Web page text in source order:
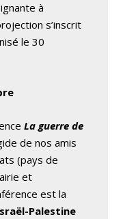
à
s’inscrit
le 30
La guerre de
de nos amis
(pays de
et
est la
Palestine